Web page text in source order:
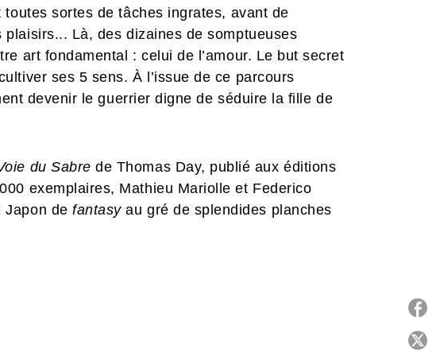
toutes sortes de tâches ingrates, avant de
plaisirs... Là, des dizaines de somptueuses
art fondamental : celui de l’amour. Le but secret
ses 5 sens. À l’issue de ce parcours
devenir le guerrier digne de séduire la fille de
du Sabre de Thomas Day, publié aux éditions
exemplaires, Mathieu Mariolle et Federico
Japon defantasyau gré de splendides planches
pour en interpréter l’une des légendes.